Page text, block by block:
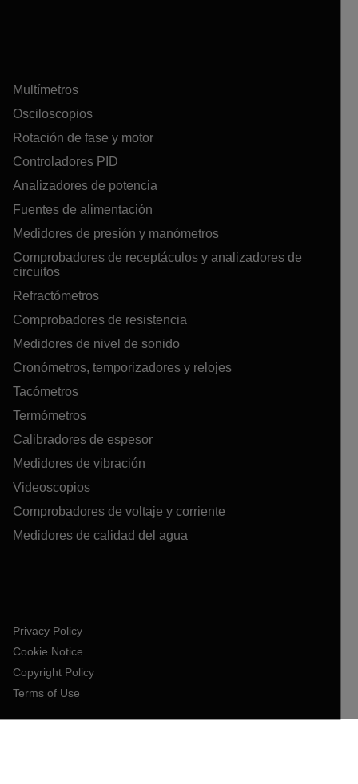
Multímetros
Osciloscopios
Rotación de fase y motor
Controladores PID
Analizadores de potencia
Fuentes de alimentación
Medidores de presión y manómetros
Comprobadores de receptáculos y analizadores de
circuitos
Refractómetros
Comprobadores de resistencia
Medidores de nivel de sonido
Cronómetros, temporizadores y relojes
Tacómetros
Termómetros
Calibradores de espesor
Medidores de vibración
Videoscopios
Comprobadores de voltaje y corriente
Medidores de calidad del agua
Privacy Policy
Cookie Notice
Copyright Policy
Terms of Use